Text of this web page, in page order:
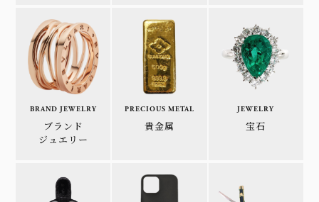
BRAND JEWELRY
ブランド
ジュエリー
PRECIOUS METAL
貴金属
JEWELRY
宝石